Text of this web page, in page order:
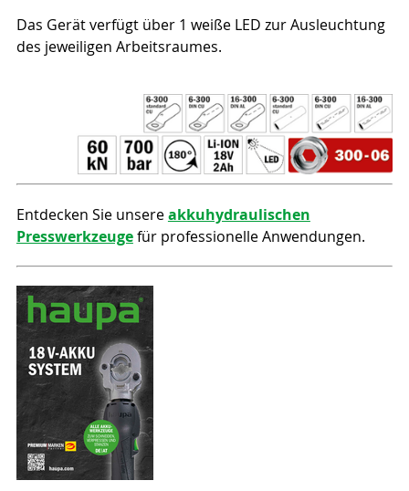
Das Gerät verfügt über 1 weiße LED zur Ausleuchtung
des jeweiligen Arbeitsraumes.
Entdecken Sie unsereakkuhydraulischen
Presswerkzeugefür professionelle Anwendungen.